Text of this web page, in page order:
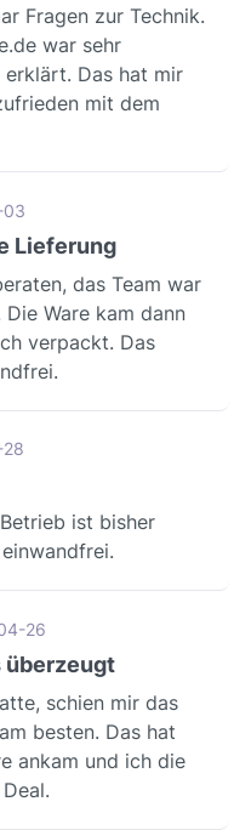
EN
–
abgestrahlte
bis 250
zu 2,5 -
Design
Design
bei IMax40
Fragen zur Technik.
war sehr
Das hat mir
mit dem
4 von 5 Sternen
03
Lieferung
das Team war
Ware kam dann
verpackt. Das
5 von 5 Sternen
ist bisher
von 4 von 5 Sternen
26
überzeugt
schien mir das
besten. Das hat
ankam und ich die